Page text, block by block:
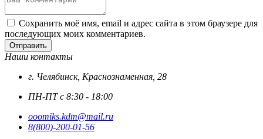
Сохранить моё имя, email и адрес сайта в этом браузере для
последующих моих комментариев.
Отправить
Наши контакты
г. Челябинск, Краснознаменная, 28
ПН-ПТ с 8:30 - 18:00
ooomiks.kdm@mail.ru
8(800)-200-01-56